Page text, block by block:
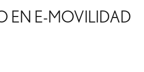
EN E-MOVILIDAD